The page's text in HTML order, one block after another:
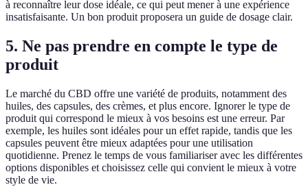
à reconnaître leur dose idéale, ce qui peut mener à une expérience
insatisfaisante. Un bon produit proposera un guide de dosage clair.
5. Ne pas prendre en compte le type de
produit
Le marché du CBD offre une variété de produits, notamment des
huiles, des capsules, des crèmes, et plus encore. Ignorer le type de
produit qui correspond le mieux à vos besoins est une erreur. Par
exemple, les huiles sont idéales pour un effet rapide, tandis que les
capsules peuvent être mieux adaptées pour une utilisation
quotidienne. Prenez le temps de vous familiariser avec les différentes
options disponibles et choisissez celle qui convient le mieux à votre
style de vie.